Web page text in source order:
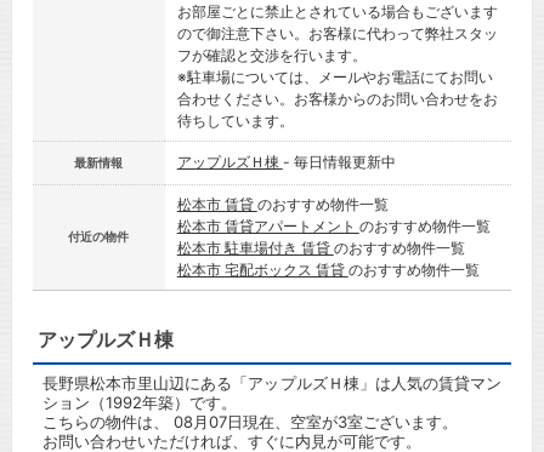
お部屋ごとに禁止とされている場合もございます
ので御注意下さい。お客様に代わって弊社スタッ
フが確認と交渉を行います。
※駐車場については、メールやお電話にてお問い
合わせください。お客様からのお問い合わせをお
待ちしています。
最新情報 アップルズＨ棟 - 毎日情報更新中
付近の物件
松本市 賃貸 のおすすめ物件一覧
松本市 賃貸アパートメント のおすすめ物件一覧
松本市 駐車場付き 賃貸 のおすすめ物件一覧
松本市 宅配ボックス 賃貸 のおすすめ物件一覧
アップルズＨ棟
長野県松本市里山辺にある「アップルズＨ棟」は人気の賃貸マン
ション（1992年築）です。
こちらの物件は、 08月07日現在、空室が3室ございます。
お問い合わせいただければ、すぐに内見が可能です。